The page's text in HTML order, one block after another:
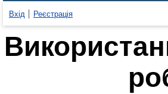
Вхід Реєстрація